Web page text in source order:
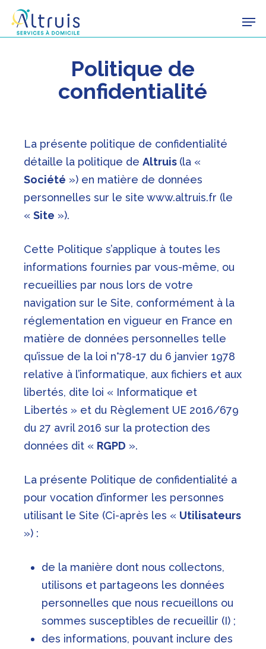
Skip
Politique de
confidentialité
La présente politique de confidentialité
détaille la politique deAltruis (la «
Société ») en matière de données
personnelles sur le site www.altruis.fr (le
«Site »).
Cette Politique s’applique à toutes les
informations fournies par vous-même, ou
recueillies par nous lors de votre
navigation sur le Site, conformément à la
réglementation en vigueur en France en
matière de données personnelles telle
qu’issue de la loi n°78-17 du 6 janvier 1978
relative à l’informatique, aux fichiers et aux
libertés, dite loi « Informatique et
Libertés » et du Règlement UE 2016/679
du 27 avril 2016 sur la protection des
données dit « RGPD ».
La présente Politique de confidentialité a
pour vocation d’informer les personnes
utilisant le Site (Ci-après les « Utilisateurs
») :
de la manière dont nous collectons,
utilisons et partageons les données
personnelles que nous recueillons ou
sommes susceptibles de recueillir (I) ;
des informations, pouvant inclure des